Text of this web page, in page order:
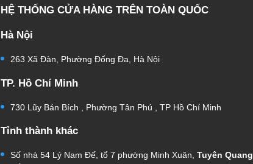
HỆ THỐNG CỬA HÀNG TRÊN TOÀN QUỐC
Hà Nội
263 Xã Đàn, Phường Đống Đa, Hà Nội
TP. Hồ Chí Minh
730 Lũy Bán Bích , Phường Tân Phú , TP Hồ Chí Minh
Tỉnh thành khác
Số nhà 54 Lý Nam Đế, tổ 7 phường Minh Xuân, Tuyên Quang